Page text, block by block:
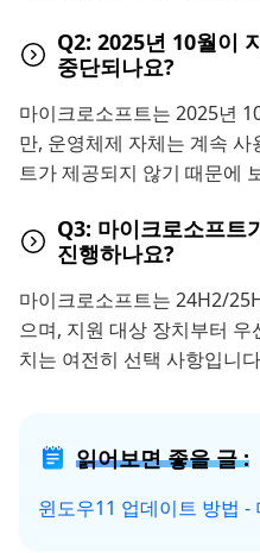
Q2: 2025년 10월이
중단되나요?
마이크로소프트는 2025년
만, 운영체제 자체는 계속
트가 제공되지 않기 때문에
Q3: 마이크로소프트
진행하나요?
마이크로소프트는 24H2/
으며, 지원 대상 장치부터
치는 여전히 선택 사항입니
읽어보면 좋을 글 :
윈도우11 업데이트 방법 -